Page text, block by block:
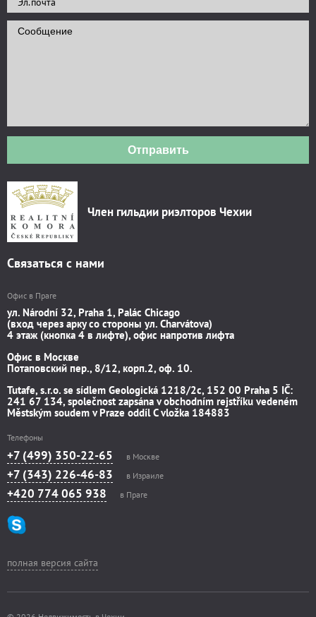
Отправить
Член гильдии риэлторов Чехии
Связаться с нами
Офис в Праге
ул. Národní 32, Praha 1, Palác Chicago
(вход через арку со стороны ул. Charvátova)
4 этаж (кнопка 4 в лифте), офис напротив лифта
Офис в Москве
Потаповский пер., 8/12, корп.2, оф. 10.
Tutafe, s.r.o. se sídlem Geologická 1218/2c, 152 00 Praha 5 IČ:
241 67 134, společnost zapsána v obchodním rejstříku vedeném
Městským soudem v Praze oddíl C vložka 184883
Телефоны
+7 (499) 350-22-65 в Москве
+7 (343) 226-46-83 в Израиле
+420 774 065 938 в Праге
полная версия сайта